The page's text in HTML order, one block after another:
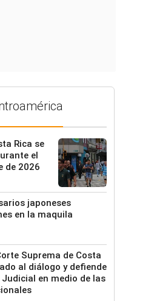
Rica se
el
de 2026
japoneses
en la maquila
Suprema de Costa
al diálogo y defiende
en medio de las